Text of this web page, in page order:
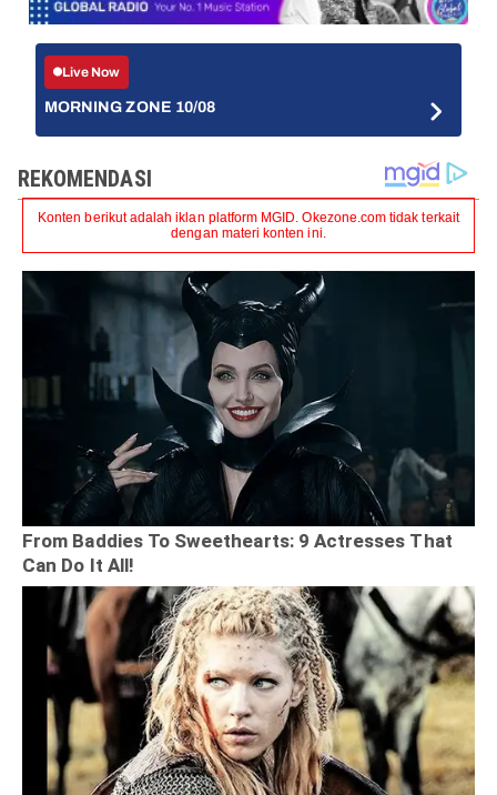
Live Now
MORNING ZONE 10/08